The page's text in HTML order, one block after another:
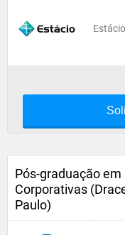
Estácio
Pós-graduação em
Corporativas
Paulo)